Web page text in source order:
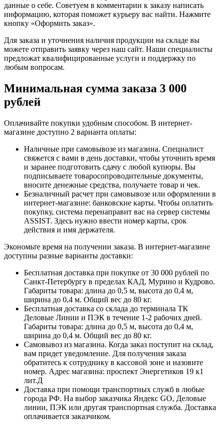
данные о себе. Советуем в комментарии к заказу написать
информацию, которая поможет курьеру вас найти. Нажмите
кнопку «Оформить заказ».
Для заказа и уточнения наличия продукции на складе вы
можете отправить заявку через наш сайт. Наши специалисты
предложат квалифицированные услуги и поддержку по
любым вопросам.
Минимальная сумма заказа 3 000
рублей
Оплачивайте покупки удобным способом. В интернет-
магазине доступно 2 варианта оплаты:
Наличные при самовывозе из магазина. Специалист
свяжется с вами в день доставки, чтобы уточнить время
и заранее подготовить сдачу с любой купюры. Вы
подписываете товаросопроводительные документы,
вносите денежные средства, получаете товар и чек.
Безналичный расчет при самовывозе или оформлении в
интернет-магазине: банковские карты. Чтобы оплатить
покупку, система перенаправит вас на сервер системы
ASSIST. Здесь нужно ввести номер карты, срок
действия и имя держателя.
Экономьте время на получении заказа. В интернет-магазине
доступны разные варианты доставки:
Бесплатная доставка при покупке от 30 000 рублей по
Санкт-Петербургу в пределах КАД, Мурино и Кудрово.
Габариты товара: длина до 0,5 м, высота до 0,4 м,
ширина до 0,4 м. Общий вес до 80 кг.
Бесплатная доставка со склада до терминала ТК
Деловые Линии и ПЭК в течение 1-2 рабочих дней.
Габариты товара: длина до 0,5 м, высота до 0,4 м,
ширина до 0,4 м. Общий вес до 80 кг.
Самовывоз из магазина. Когда заказ поступит на склад,
вам придет уведомление. Для получения заказа
обратитесь к сотруднику в кассовой зоне и назовите
номер. Адрес магазина: проспект Энергетиков 19 к1
лит.Д
Доставка при помощи транспортных служб в любые
города РФ. На выбор заказчика Яндекс GO, Деловые
линии, ПЭК или другая транспортная служба. Доставка
оплачивается заказчиком.